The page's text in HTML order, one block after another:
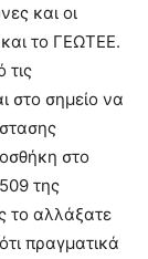
και οι
και το ΓΕΩΤΕΕ.
τις
στο σημείο να
στο
της
το αλλάξατε
πραγματικά